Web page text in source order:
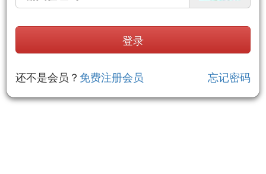
还不是会员？ 免费注册会员 忘记密码